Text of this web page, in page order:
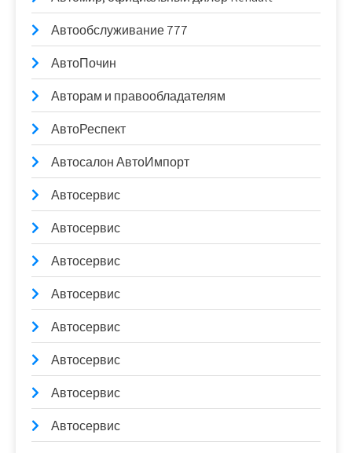
Автообслуживание 777
АвтоПочин
Авторам и правообладателям
АвтоРеспект
Автосалон АвтоИмпорт
Автосервис
Автосервис
Автосервис
Автосервис
Автосервис
Автосервис
Автосервис
Автосервис